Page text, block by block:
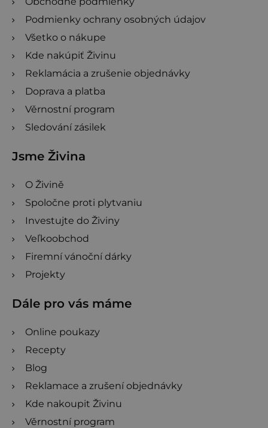
Podmienky ochrany osobných údajov
Všetko o nákupe
Kde nakúpiť Živinu
Reklamácia a zrušenie objednávky
Doprava a platba
Věrnostní program
Sledování zásilek
Jsme Živina
O Živině
Spoločne proti plytvaniu
Investujte do Živiny
Veľkoobchod
Firemní vánoční dárky
Projekty
Dále pro vás máme
Online poukazy
Recepty
Blog
Reklamace a zrušení objednávky
Kde nakoupit Živinu
Věrnostní program